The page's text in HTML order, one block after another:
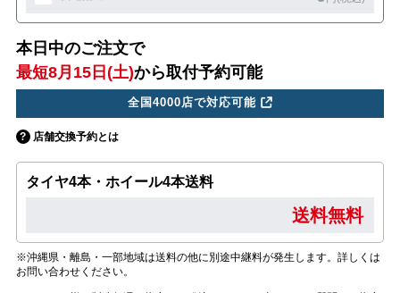
本日中のご注文で
最短8月15日(土)から取付予約可能
全国4000店で対応可能
店舗交換予約とは
タイヤ4本・ホイール4本送料
送料無料
※沖縄県・離島・一部地域は送料の他に別途中継料が発生します。詳しくは
お問い合わせください。